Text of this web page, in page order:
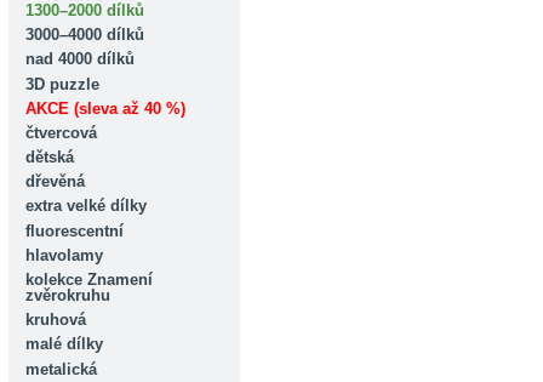
1300–2000 dílků
3000–4000 dílků
nad 4000 dílků
3D puzzle
AKCE (sleva až 40 %)
čtvercová
dětská
dřevěná
extra velké dílky
fluorescentní
hlavolamy
kolekce Znamení
zvěrokruhu
kruhová
malé dílky
metalická